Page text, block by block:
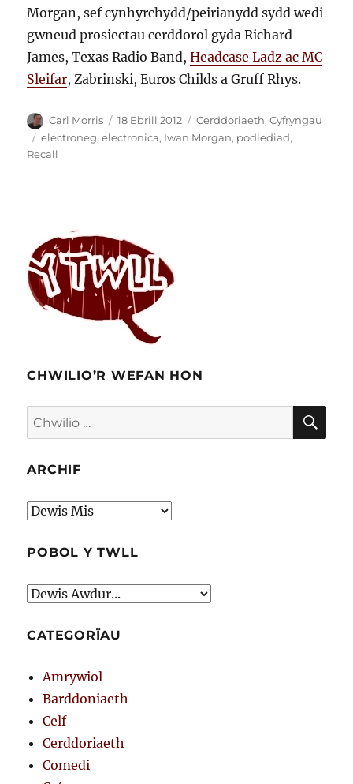
Morgan, sef cynhyrchydd/peirianydd sydd wedi
gwneud prosiectau cerddorol gyda Richard
James, Texas Radio Band,Headcase Ladz ac MC
Sleifar, Zabrinski, Euros Childs a Gruff Rhys.
Awdur
Carl Morris
Cofnodwyd
ar
18 Ebrill 2012 Categorïau
Cerddoriaeth,Cyfryngau
Tagiau
electroneg,electronica, Iwan Morgan, podlediad,
Recall
CHWILIO’R WEFAN HON
Chwilio
am:
ARCHIF
Archif
POBOL Y TWLL
CATEGORÏAU
Amrywiol
Barddoniaeth
Celf
Cerddoriaeth
Comedi